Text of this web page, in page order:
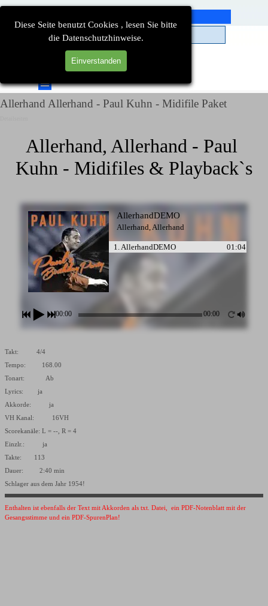
Diese Seite benutzt Cookies , lesen Sie bitte
die Datenschutzhinweise.
Einverstanden
Direkt zum Seiteninhalt
Menü überspringen
Allerhand Allerhand - Paul Kuhn - Midifile Paket
Allerhand, Allerhand - Paul
Kuhn - Midifiles & Playback`s
AllerhandDEMO
Allerhand, Allerhand
1. AllerhandDEMO 01:04
00:00 00:00
Takt: 4/4
Tempo: 168.00
Tonart: Ab
Lyrics: ja
Akkorde: ja
VH Kanal: 16VH
Scorekanäle: L = --, R = 4
Einzlr.: ja
Takte: 113
Dauer: 2:40 min
Schlager aus dem Jahr 1954!
Enthalten ist ebenfalls der Text mit Akkorden als txt. Datei, ein PDF-Notenblatt mit der
Gesangsstimme und ein PDF-SpurenPlan!